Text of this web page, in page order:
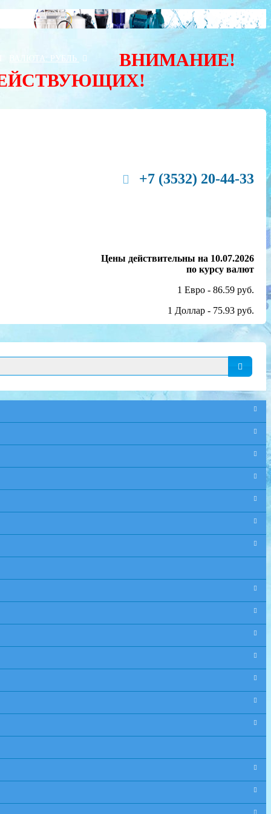
ВАЛЮТА: РУБЛЬ
ВНИМАНИЕ!
+7 (3532) 20-44-33
Цены действительны на 10.07.2026
по курсу валют
1 Евро - 86.59 руб.
1 Доллар - 75.93 руб.